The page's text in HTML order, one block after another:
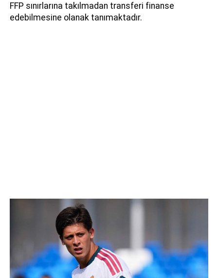
FFP sınırlarına takılmadan transferi finanse
edebilmesine olanak tanımaktadır.